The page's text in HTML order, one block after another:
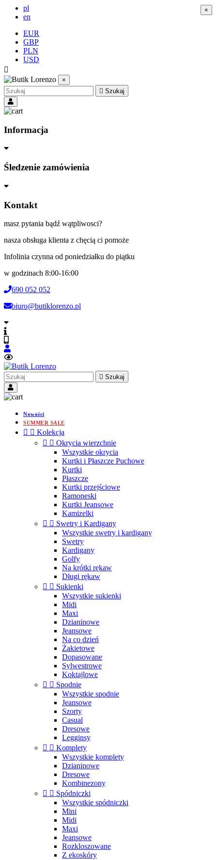
pl
en
EUR
GBP
PLN
USD

×
 Szukaj
Informacja
Śledzenie zamówienia
Kontakt
masz pytania bądź wątpliwosci?
nasza obsługa klienta z chęcią ci pomoże
Infolinia czynna od poniedziałku do piątku
w godzinach 8:00-16:00
690 052 052
biuro@butiklorenzo.pl
 Szukaj
Nowości
SUMMER SALE
  Kolekcja
  Okrycia wierzchnie
Wszystkie okrycia
Kurtki i Płaszcze Puchowe
Kurtki
Płaszcze
Kurtki przejściowe
Ramoneski
Kurtki Jeansowe
Kamizelki
  Swetry i Kardigany
Wszystkie swetry i kardigany
Swetry
Kardigany
Golfy
Na krótki rękaw
Długi rękaw
  Sukienki
Wszystkie sukienki
Midi
Maxi
Dzianinowe
Jeansowe
Na co dzień
Żakietowe
Dopasowane
Sylwestrowe
Koktajlowe
  Spodnie
Wszystkie spodnie
Jeansowe
Szorty
Casual
Dresowe
Legginsy
  Komplety
Wszystkie komplety
Dzianinowe
Dresowe
Kombinezony
  Spódniczki
Wszystkie spódniczki
Mini
Midi
Maxi
Jeansowe
Rozkloszowane
Z ekoskóry
×
×